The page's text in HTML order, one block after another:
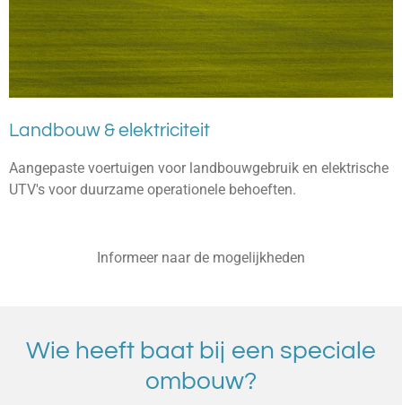
Landbouw & elektriciteit
Aangepaste voertuigen voor landbouwgebruik en elektrische
UTV's voor duurzame operationele behoeften.
Informeer naar de mogelijkheden
Wie heeft baat bij een speciale
ombouw?